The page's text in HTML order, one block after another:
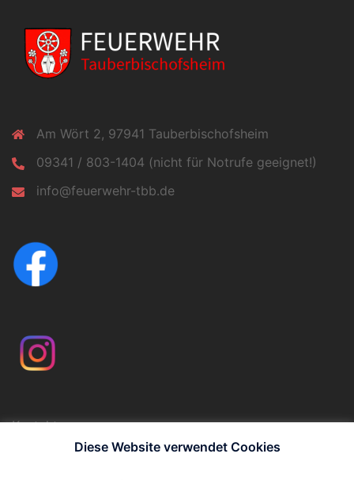
Am Wört 2, 97941 Tauberbischofsheim
09341 / 803-1404 (nicht für Notrufe geeignet!)
info@feuerwehr-tbb.de
Kontakt
ImpressumDiese Website verwendet Cookies